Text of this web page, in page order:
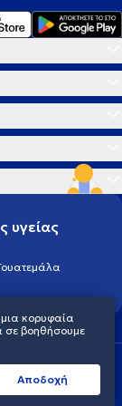
υγείας
απορρήτου
κορυφαία
σε βοηθήσουμε
Aποδοχή